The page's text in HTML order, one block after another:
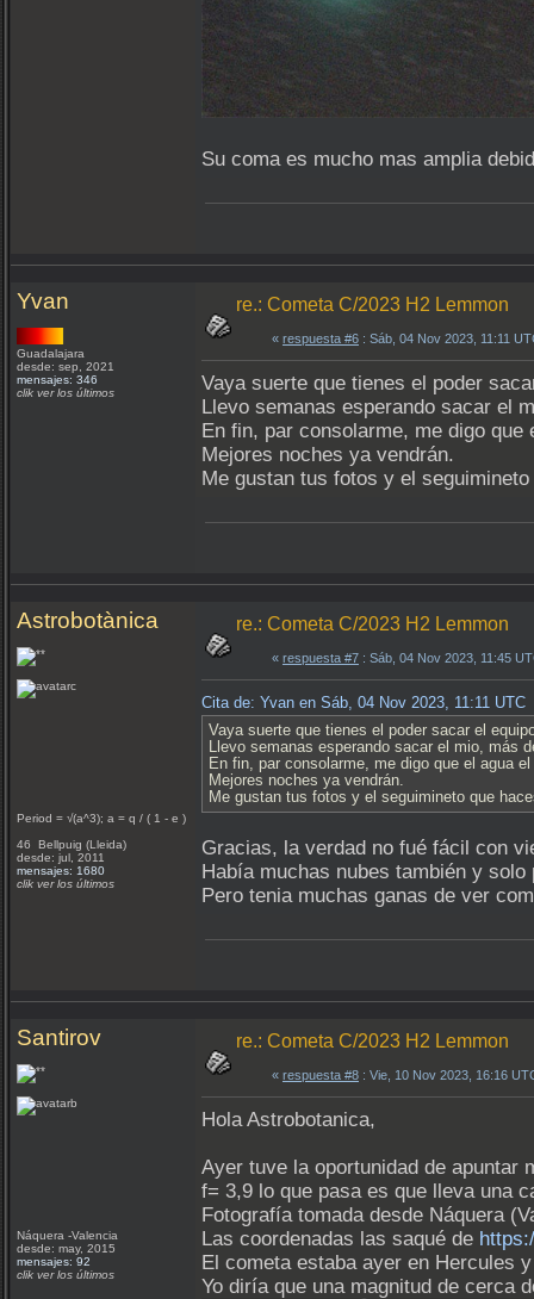
Su coma es mucho mas amplia
Yvan
Guadalajara
desde: sep, 2021
mensajes: 346
clik ver los últimos
re.: Cometa C/2023 H2 Lemmon
« respuesta #6 : Sáb, 04 Nov 2023, 11:11
Vaya suerte que tienes el poder
Llevo semanas esperando sacar el
En fin, par consolarme, me digo que
Mejores noches ya vendrán.
Me gustan tus fotos y el
Astrobotànica
Period = √(a^3); a = q / ( 1 - e )
46 Bellpuig (Lleida)
desde: jul, 2011
mensajes: 1680
clik ver los últimos
re.: Cometa C/2023 H2 Lemmon
« respuesta #7 : Sáb, 04 Nov 2023, 11:45
Cita de: Yvan en Sáb, 04 Nov 2023, 11:11 UTC
Vaya suerte que tienes el poder sacar el
Llevo semanas esperando sacar el mio, más
En fin, par consolarme, me digo que el agua
Mejores noches ya vendrán.
Me gustan tus fotos y el seguimineto que
Gracias, la verdad no fué fácil con
Había muchas nubes también y
Pero tenia muchas ganas de ver
Santirov
Náquera -Valencia
desde: may, 2015
mensajes: 92
clik ver los últimos
re.: Cometa C/2023 H2 Lemmon
« respuesta #8 : Vie, 10 Nov 2023, 16:16
Hola Astrobotanica,
Ayer tuve la oportunidad de apuntar
f= 3,9 lo que pasa es que lleva una
Fotografía tomada desde Náquera
Las coordenadas las saqué de
El cometa estaba ayer en Hercules
Yo diría que una magnitud de cerca